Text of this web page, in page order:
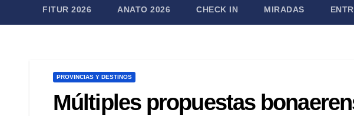
FITUR 2026 ANATO 2026 CHECK IN MIRADAS
PROVINCIAS Y DESTINOS
Múltiples propuestas